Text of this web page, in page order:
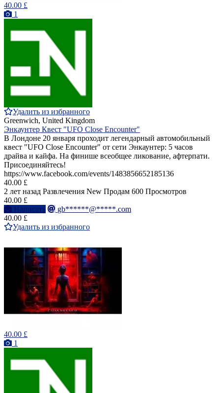
40.00 £
1
Удалить из избранного
Greenwich, United Kingdom
Энкаунтер Квест "UFO Close Encounter"
В Лондоне 20 января проходит легендарный автомобильный
квест "UFO Close Encounter" от сети Энкаунтер: 5 часов
драйва и кайфа. На финише всеобщее ликование, афтерпати.
Присоединяйтесь!
https://www.facebook.com/events/1483856652185136
40.00 £
2 лет назад Развлечения New Продам 600 Просмотров
40.00 £
Написать
gb******@*****.com
40.00 £
Удалить из избранного
40.00 £
1